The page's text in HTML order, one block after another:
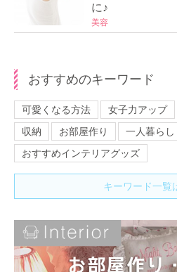
に♪
美容
おすすめのキーワード
可愛くなる方法 女子力アップ
収納
お部屋作り
一人暮らし
おすすめインテリアグッズ
キーワード一覧